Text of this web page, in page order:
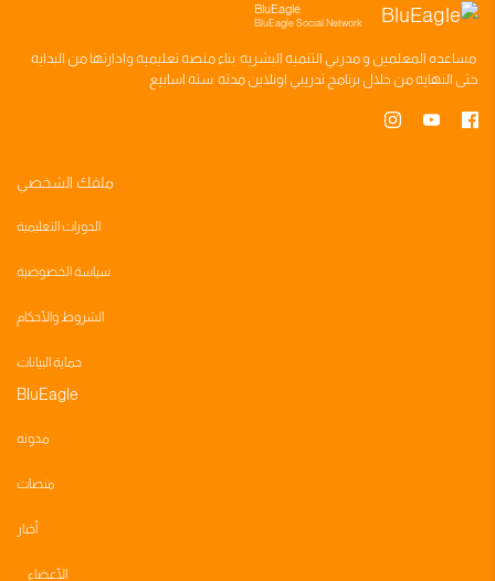
BluEagle
BluEagle Social Network
مساعده المعلمين ومدربي التنميه البشريه بناءمنصه تعليميه وادارتها من البدايه
حتى النهايه من خلال برنامج تدريبي اونلاين مدته سته اسابيع
ملفك الشخصي
الدورات التعليمية
سياسة الخصوصية
الشروط والأحكام
حماية البيانات
BluEagle
مدونه
منصات
أخبار
الأعضاء